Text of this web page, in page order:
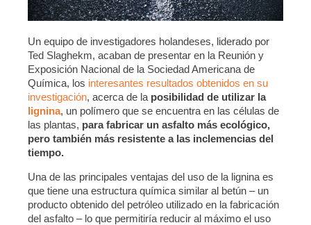
Un equipo de investigadores holandeses, liderado por
Ted Slaghekm, acaban de presentar en la Reunión y
Exposición Nacional de la Sociedad Americana de
Química, los interesantes resultados obtenidos en su
investigación, acerca de la posibilidad de utilizar la
lignina, un polímero que se encuentra en las células de
las plantas, para fabricar un asfalto más ecológico,
pero también más resistente a las inclemencias del
tiempo.
Una de las principales ventajas del uso de la lignina es
que tiene una estructura química similar al betún – un
producto obtenido del petróleo utilizado en la fabricación
del asfalto – lo que permitiría reducir al máximo el uso